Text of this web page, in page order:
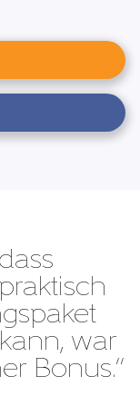
war
Bonus.”